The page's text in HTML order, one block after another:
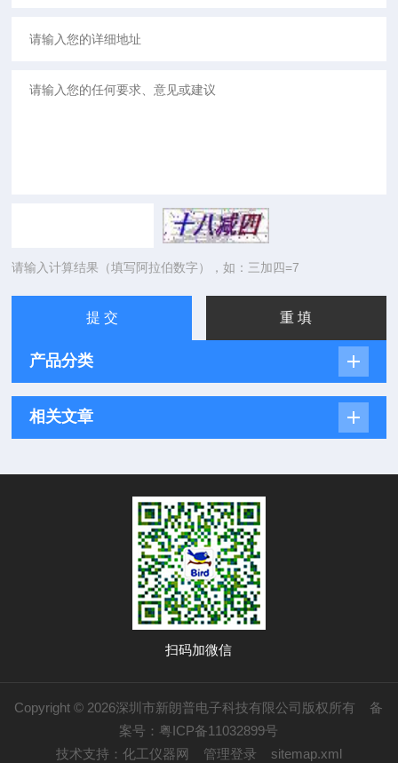
请输入计算结果（填写阿拉伯数字），如：三加四=7
产品分类
相关文章
扫码加微信
Copyright © 2026深圳市新朗普电子科技有限公司版权所有 备
案号：粤ICP备11032899号
技术支持： 化工仪器网 管理登录 sitemap.xml